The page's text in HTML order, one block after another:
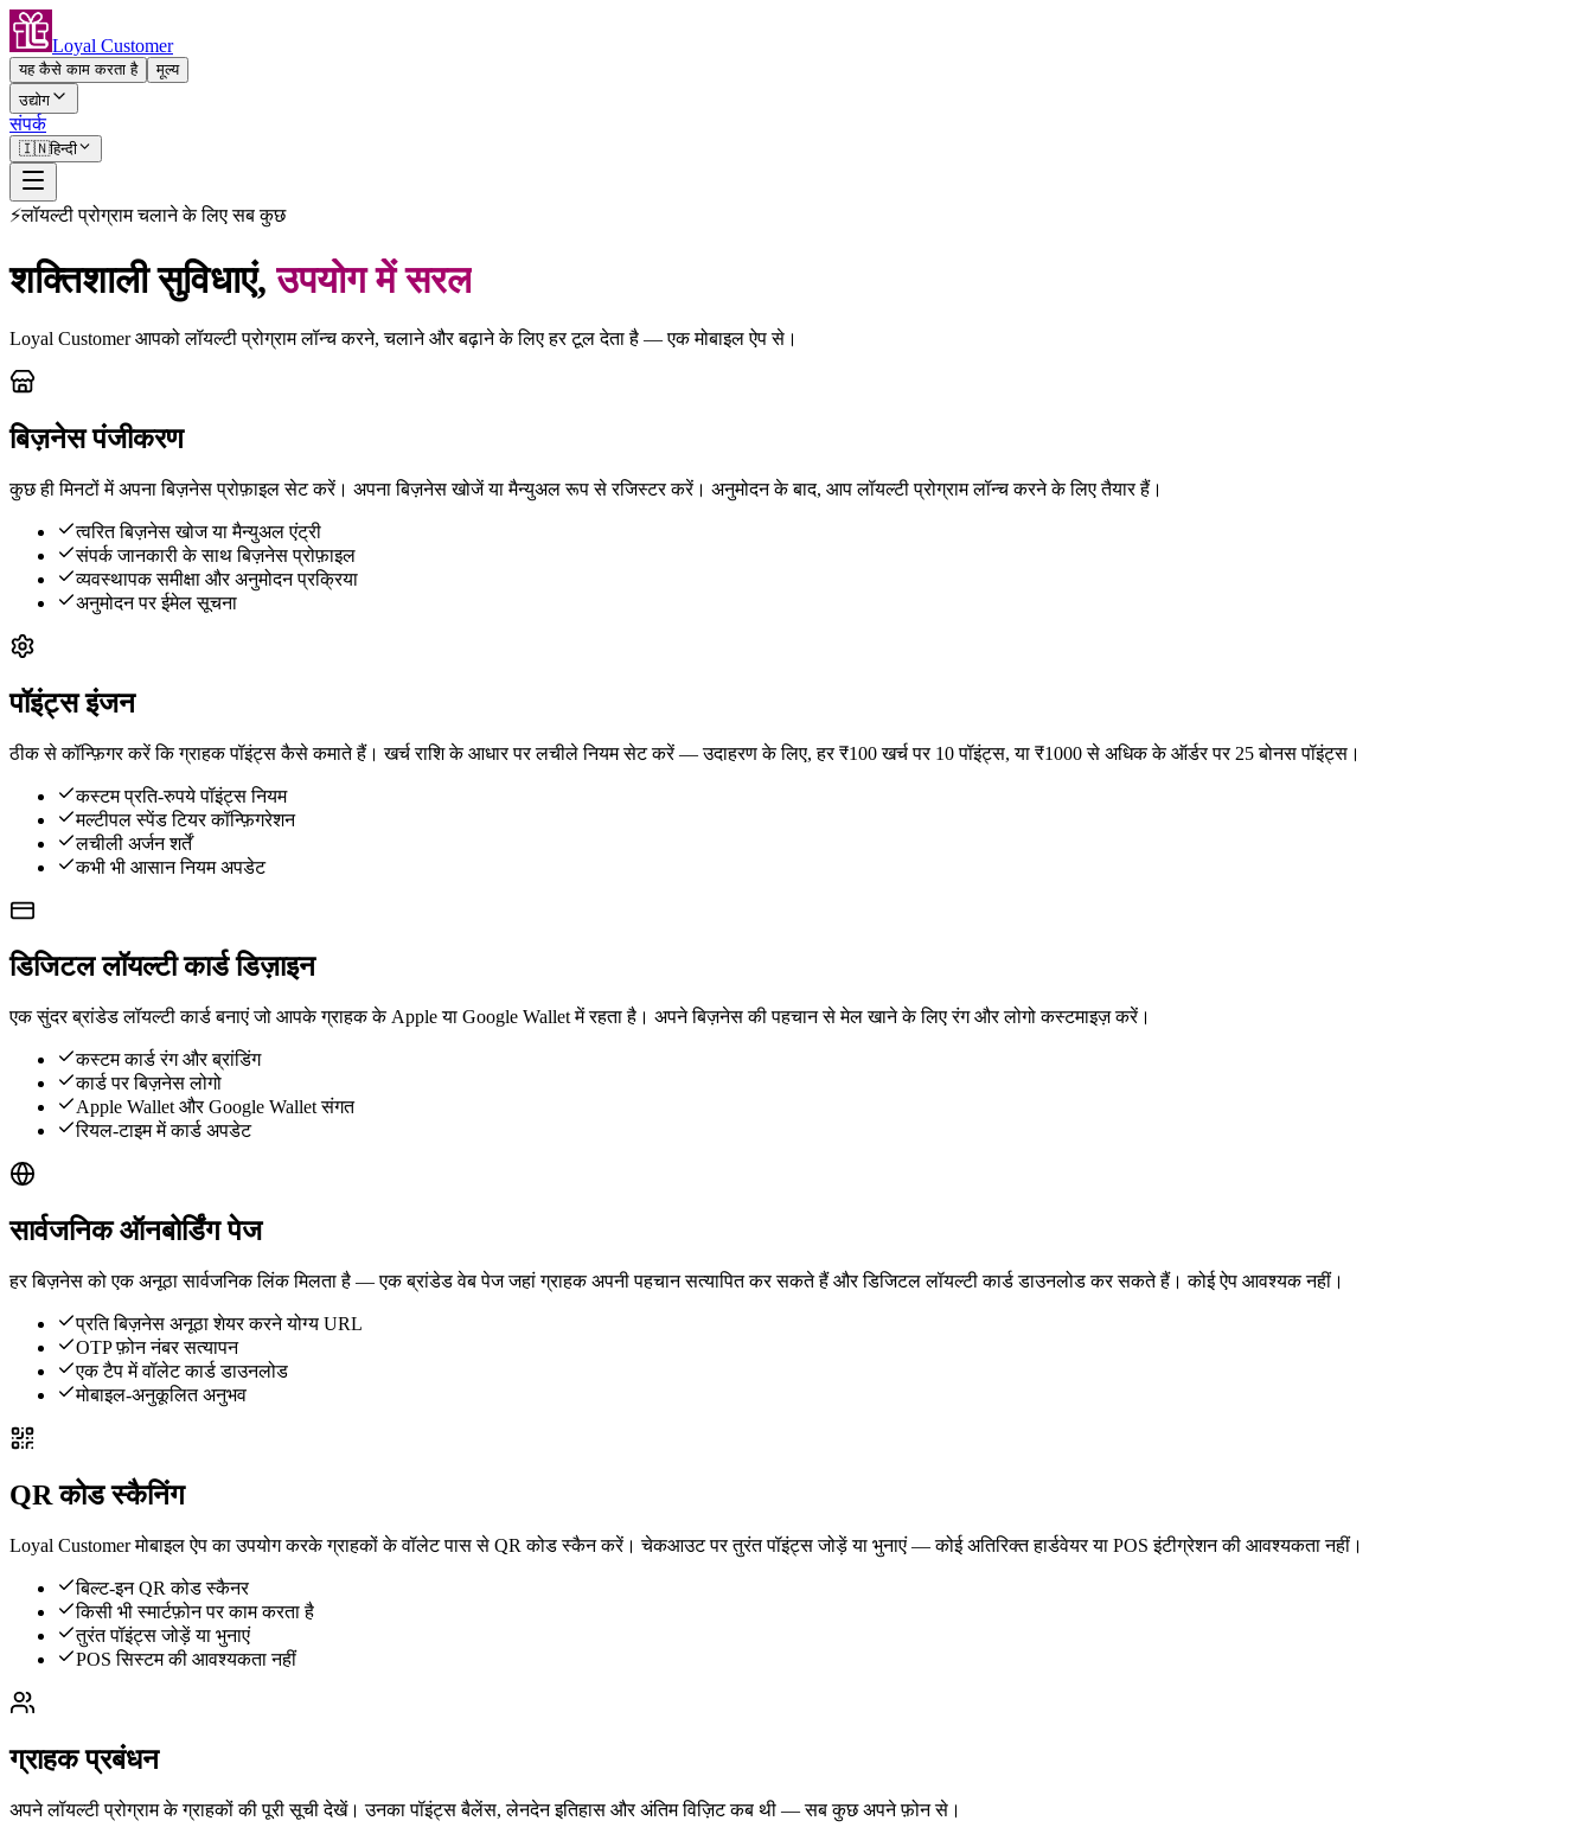
Loyal Customer
यह कैसे काम करता है
मूल्य
उद्योग
संपर्क
🇮🇳हिन्दी
⚡लॉयल्टी प्रोग्राम चलाने के लिए सब कुछ
शक्तिशाली सुविधाएं, उपयोग में सरल
Loyal Customer आपको लॉयल्टी प्रोग्राम लॉन्च करने, चलाने और बढ़ाने के लिए हर टूल देता है — एक मोबाइल ऐप से।
बिज़नेस पंजीकरण
कुछ ही मिनटों में अपना बिज़नेस प्रोफ़ाइल सेट करें। अपना बिज़नेस खोजें या मैन्युअल रूप से रजिस्टर करें। अनुमोदन के बाद, आप लॉयल्टी प्रोग्राम लॉन्च करने के लिए तैयार हैं।
त्वरित बिज़नेस खोज या मैन्युअल एंट्री
संपर्क जानकारी के साथ बिज़नेस प्रोफ़ाइल
व्यवस्थापक समीक्षा और अनुमोदन प्रक्रिया
अनुमोदन पर ईमेल सूचना
पॉइंट्स इंजन
ठीक से कॉन्फ़िगर करें कि ग्राहक पॉइंट्स कैसे कमाते हैं। खर्च राशि के आधार पर लचीले नियम सेट करें — उदाहरण के लिए, हर ₹100 खर्च पर 10 पॉइंट्स, या ₹1000 से अधिक के ऑर्डर पर 25 बोनस पॉइंट्स।
कस्टम प्रति-रुपये पॉइंट्स नियम
मल्टीपल स्पेंड टियर कॉन्फ़िगरेशन
लचीली अर्जन शर्तें
कभी भी आसान नियम अपडेट
डिजिटल लॉयल्टी कार्ड डिज़ाइन
एक सुंदर ब्रांडेड लॉयल्टी कार्ड बनाएं जो आपके ग्राहक के Apple या Google Wallet में रहता है। अपने बिज़नेस की पहचान से मेल खाने के लिए रंग और लोगो कस्टमाइज़ करें।
कस्टम कार्ड रंग और ब्रांडिंग
कार्ड पर बिज़नेस लोगो
Apple Wallet और Google Wallet संगत
रियल-टाइम में कार्ड अपडेट
सार्वजनिक ऑनबोर्डिंग पेज
हर बिज़नेस को एक अनूठा सार्वजनिक लिंक मिलता है — एक ब्रांडेड वेब पेज जहां ग्राहक अपनी पहचान सत्यापित कर सकते हैं और डिजिटल लॉयल्टी कार्ड डाउनलोड कर सकते हैं। कोई ऐप आवश्यक नहीं।
प्रति बिज़नेस अनूठा शेयर करने योग्य URL
OTP फ़ोन नंबर सत्यापन
एक टैप में वॉलेट कार्ड डाउनलोड
मोबाइल-अनुकूलित अनुभव
QR कोड स्कैनिंग
Loyal Customer मोबाइल ऐप का उपयोग करके ग्राहकों के वॉलेट पास से QR कोड स्कैन करें। चेकआउट पर तुरंत पॉइंट्स जोड़ें या भुनाएं — कोई अतिरिक्त हार्डवेयर या POS इंटीग्रेशन की आवश्यकता नहीं।
बिल्ट-इन QR कोड स्कैनर
किसी भी स्मार्टफ़ोन पर काम करता है
तुरंत पॉइंट्स जोड़ें या भुनाएं
POS सिस्टम की आवश्यकता नहीं
ग्राहक प्रबंधन
अपने लॉयल्टी प्रोग्राम के ग्राहकों की पूरी सूची देखें। उनका पॉइंट्स बैलेंस, लेनदेन इतिहास और अंतिम विज़िट कब थी — सब कुछ अपने फ़ोन से।